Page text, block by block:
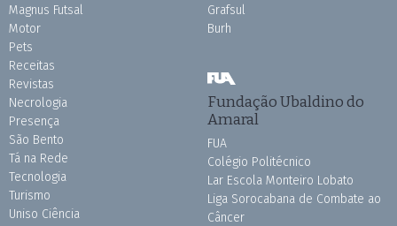
Magnus Futsal
Motor
Pets
Receitas
Revistas
Necrologia
Presença
São Bento
Tá na Rede
Tecnologia
Turismo
Uniso Ciência
Grafsul
Burh
Fundação Ubaldino do
Amaral
FUA
Colégio Politécnico
Lar Escola Monteiro Lobato
Liga Sorocabana de Combate ao
Câncer